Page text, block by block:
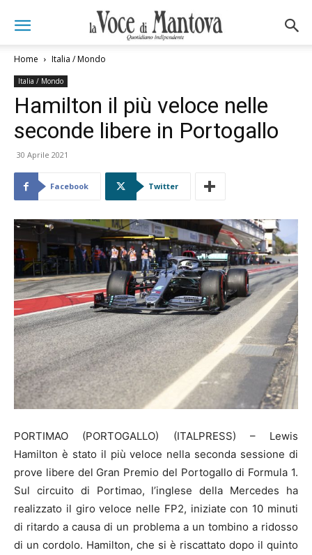
Home Italia / Mondo
Italia / Mondo
Hamilton il più veloce nelle
seconde libere in Portogallo
30 Aprile 2021
Facebook Twitter
PORTIMAO (PORTOGALLO) (ITALPRESS) – Lewis
Hamilton è stato il più veloce nella seconda sessione di
prove libere del Gran Premio del Portogallo di Formula 1.
Sul circuito di Portimao, l’inglese della Mercedes ha
realizzato il giro veloce nelle FP2, iniziate con 10 minuti
di ritardo a causa di un problema a un tombino a ridosso
di un cordolo. Hamilton, che si è riscattato dopo il quinto